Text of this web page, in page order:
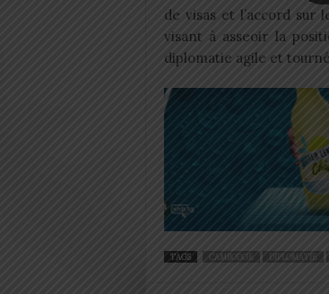
de visas et l’accord sur
visant à asseoir la
diplomatie agile et
TAGS CAMBODGE DIPLOMATIE